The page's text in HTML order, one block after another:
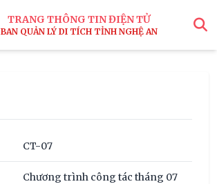
TRANG THÔNG TIN ĐIỆN TỬ
BAN QUẢN LÝ DI TÍCH TỈNH NGHỆ AN
Tìm x
CT-07
Chương trình công tác tháng 07